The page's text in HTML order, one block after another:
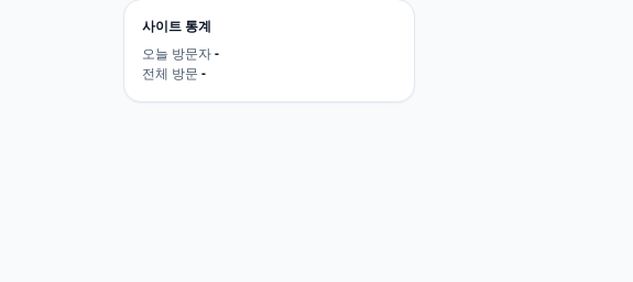
사이트 통계
오늘 방문자-
전체 방문 -